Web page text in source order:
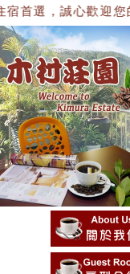
選，誠心歡迎您